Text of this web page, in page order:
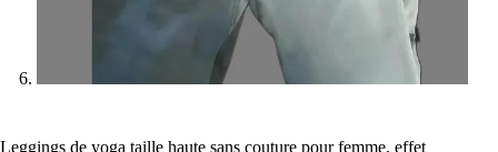
Leggings de yoga taille haute sans couture pour femme, effet